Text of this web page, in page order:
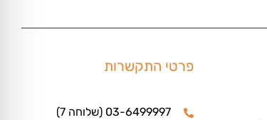
פרטי התקשרות
03-6499997 (שלוחה 7)